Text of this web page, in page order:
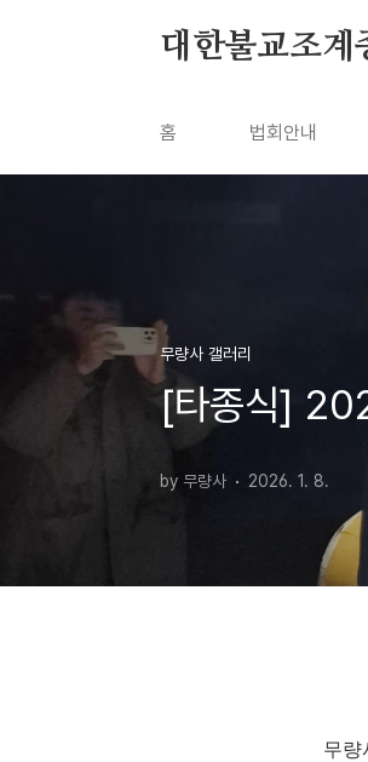
대한불교조계
홈 법회안내
무량사 갤러리
[타종식]
by 무량사 2026. 1. 8.
무량